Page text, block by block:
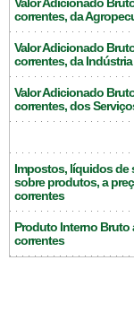
Valor Adicionado
correntes, da
Valor Adicionado
correntes, da Indústria
Valor Adicionado
correntes, dos
Impostos, líquidos de
sobre produtos, a
correntes
Produto Interno Bruto
correntes